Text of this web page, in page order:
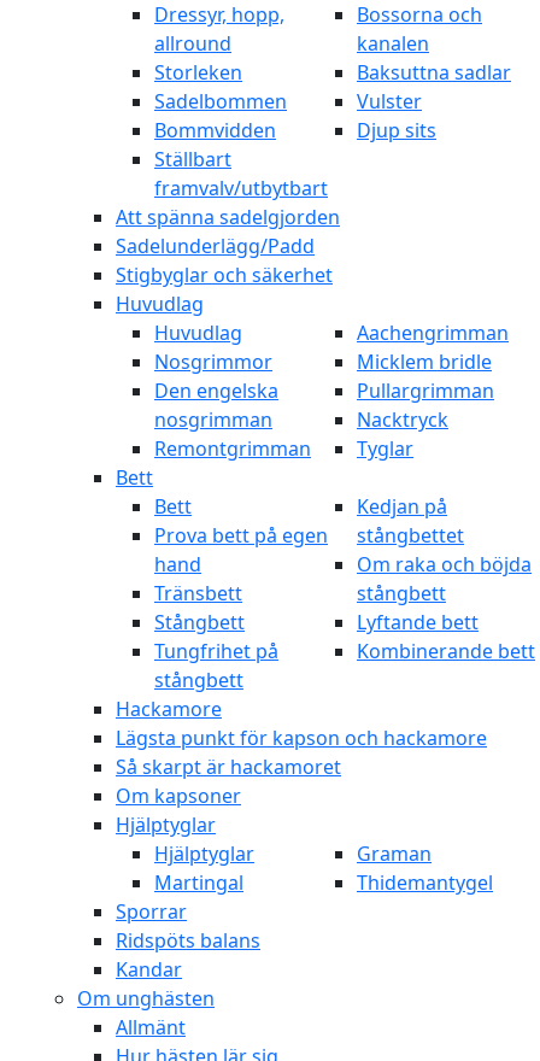
Dressyr, hopp,
allround
Storleken
Sadelbommen
Bommvidden
Ställbart
framvalv/utbytbart
Bossorna och
kanalen
Baksuttna sadlar
Vulster
Djup sits
Att spänna sadelgjorden
Sadelunderlägg/Padd
Stigbyglar och säkerhet
Huvudlag
Huvudlag
Nosgrimmor
Den engelska
nosgrimman
Remontgrimman
Aachengrimman
Micklem bridle
Pullargrimman
Nacktryck
Tyglar
Bett
Bett
Prova bett på egen
hand
Tränsbett
Stångbett
Tungfrihet på
stångbett
Kedjan på
stångbettet
Om raka och böjda
stångbett
Lyftande bett
Kombinerande bett
Hackamore
Lägsta punkt för kapson och hackamore
Så skarpt är hackamoret
Om kapsoner
Hjälptyglar
Hjälptyglar
Martingal
Graman
Thidemantygel
Sporrar
Ridspöts balans
Kandar
Om unghästen
Allmänt